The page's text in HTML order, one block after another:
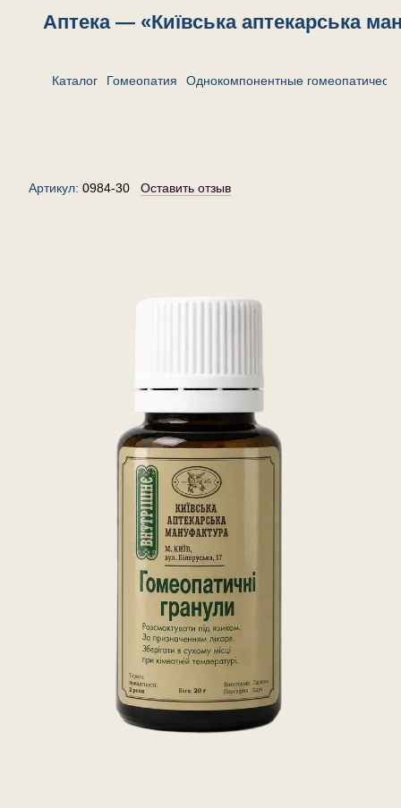
Аптека — «Київська аптекарська
Каталог Гомеопатия Однокомпонентные
Артикул: 0984-30 Оставить отзыв